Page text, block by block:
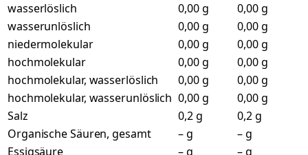
wasserlöslich
0,00 g
0,00 g
wasserunlöslich
0,00 g
0,00 g
niedermolekular
0,00 g
0,00 g
hochmolekular
0,00 g
0,00 g
hochmolekular, wasserlöslich
0,00 g
0,00 g
hochmolekular, wasserunlöslich 0,00 g
0,00 g
Salz
0,2 g
0,2 g
Organische Säuren, gesamt
– g
– g
Essigsäure
– g
– g